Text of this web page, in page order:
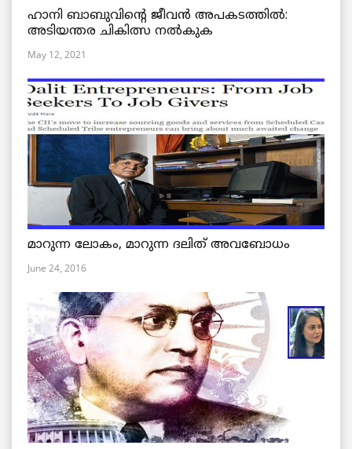
ഹാനി ബാബുവിന്റെ ജീവൻ അപകടത്തിൽ:
അടിയന്തര ചികിത്സ നൽകുക
May 12, 2021
മാറുന്ന ലോകം, മാറുന്ന ദലിത് അവബോധം
June 24, 2016